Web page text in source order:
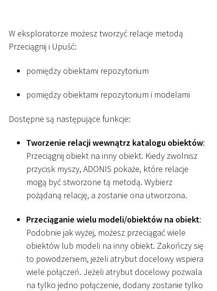
W eksploratorze możesz tworzyć relacje metodą
Przeciągnij i Upuść:
pomiędzy obiektami repozytorium
pomiędzy obiektami repozytorium i modelami
Dostępne są następujące funkcje:
Tworzenie relacji wewnątrz katalogu obiektów:
Przeciągnij obiekt na inny obiekt. Kiedy zwolnisz
przycisk myszy, ADONIS pokaże, które relacje
mogą być stworzone tą metodą. Wybierz
pożądaną relację, a zostanie ona utworzona.
Przeciąganie wielu modeli/obiektów na obiekt:
Podobnie jak wyżej, możesz przeciągać wiele
obiektów lub modeli na inny obiekt. Zakończy się
to powodzeniem, jeżeli atrybut docelowy wspiera
wiele połączeń. Jeżeli atrybut docelowy pozwala
na tylko jedno połączenie, dodany zostanie tylko